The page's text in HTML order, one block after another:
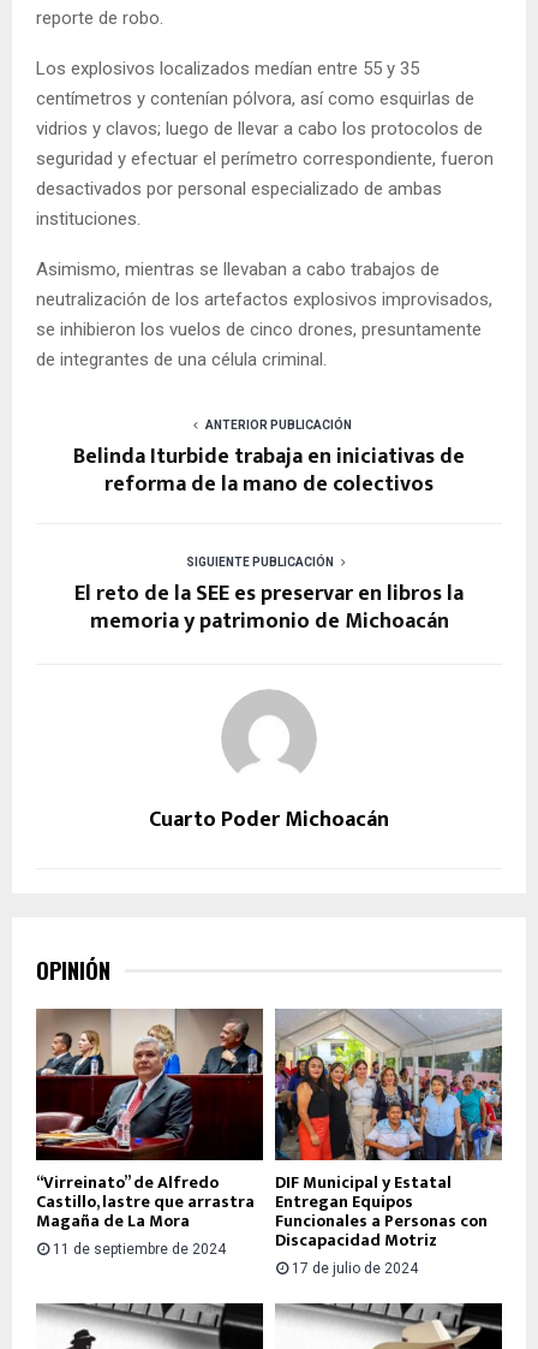
reporte de robo.
Los explosivos localizados medían entre 55 y 35
centímetros y contenían pólvora, así como esquirlas de
vidrios y clavos; luego de llevar a cabo los protocolos de
seguridad y efectuar el perímetro correspondiente, fueron
desactivados por personal especializado de ambas
instituciones.
Asimismo, mientras se llevaban a cabo trabajos de
neutralización de los artefactos explosivos improvisados,
se inhibieron los vuelos de cinco drones, presuntamente
de integrantes de una célula criminal.
ANTERIOR PUBLICACIÓN
Belinda Iturbide trabaja en iniciativas de
reforma de la mano de colectivos
SIGUIENTE PUBLICACIÓN
El reto de la SEE es preservar en libros la
memoria y patrimonio de Michoacán
Cuarto Poder Michoacán
OPINIÓN
“Virreinato” de Alfredo
Castillo, lastre que arrastra
Magaña de La Mora
11 de septiembre de 2024
DIF Municipal y Estatal
Entregan Equipos
Funcionales a Personas con
Discapacidad Motriz
17 de julio de 2024